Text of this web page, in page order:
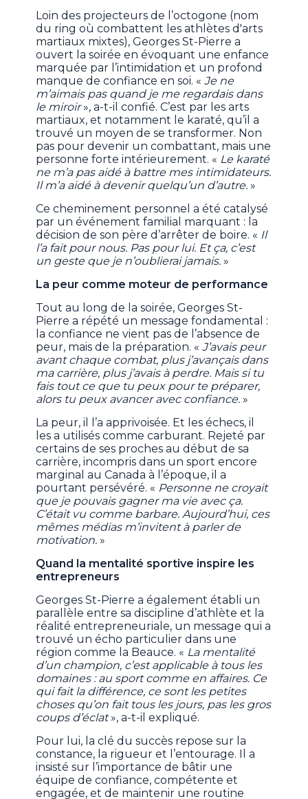
Loin des projecteurs de l’octogone (nom
du ring où combattent les athlètes d'arts
martiaux mixtes), Georges St-Pierre a
ouvert la soirée en évoquant une enfance
marquée par l’intimidation et un profond
manque de confiance en soi. «Je ne
m’aimais pas quand je me regardais dans
le miroir», a-t-il confié. C’est par les arts
martiaux, et notamment le karaté, qu’il a
trouvé un moyen de se transformer. Non
pas pour devenir un combattant, mais une
personne forte intérieurement. « Le karaté
ne m’a pas aidé à battre mes intimidateurs.
Il m’a aidé à devenir quelqu’un d’autre. »
Ce cheminement personnel a été catalysé
par un événement familial marquant : la
décision de son père d’arrêter de boire. « Il
l’a fait pour nous. Pas pour lui. Et ça, c’est
un geste que je n’oublierai jamais.»
La peur comme moteur de performance
Tout au long de la soirée, Georges St-
Pierre a répété un message fondamental :
la confiance ne vient pas de l’absence de
peur, mais de la préparation. «J’avais peur
avant chaque combat, plus j’avançais dans
ma carrière, plus j’avais à perdre. Mais si tu
fais tout ce que tu peux pour te préparer,
alors tu peux avancer avec confiance. »
La peur, il l’a apprivoisée. Et les échecs, il
les a utilisés comme carburant. Rejeté par
certains de ses proches au début de sa
carrière, incompris dans un sport encore
marginal au Canada à l’époque, il a
pourtant persévéré. « Personne ne croyait
que je pouvais gagner ma vie avec ça.
C’était vu comme barbare. Aujourd’hui, ces
mêmes médias m’invitent à parler de
motivation. »
Quand la mentalité sportive inspire les
entrepreneurs
Georges St-Pierre a également établi un
parallèle entre sa discipline d’athlète et la
réalité entrepreneuriale, un message qui a
trouvé un écho particulier dans une
région comme la Beauce. « La mentalité
d’un champion, c’est applicable à tous les
domaines : au sport comme en affaires. Ce
qui fait la différence, ce sont les petites
choses qu’on fait tous les jours, pas les gros
coups d’éclat», a-t-il expliqué.
Pour lui, la clé du succès repose sur la
constance, la rigueur et l’entourage. Il a
insisté sur l’importance de bâtir une
équipe de confiance, compétente et
engagée, et de maintenir une routine